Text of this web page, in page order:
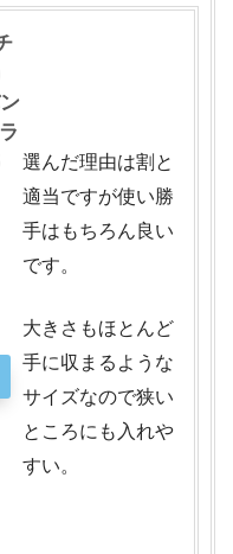
選んだ理由は割と
適当ですが使い勝
手はもちろん良い
です。
大きさもほとんど
手に収まるような
サイズなので狭い
ところにも入れや
すい。